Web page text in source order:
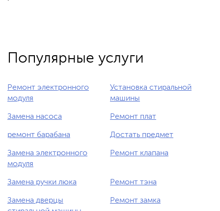
Популярные услуги
Ремонт электронного
модуля
Установка стиральной
машины
Замена насоса Ремонт плат
ремонт барабана Достать предмет
Замена электронного
модуля
Ремонт клапана
Замена ручки люка Ремонт тэна
Замена дверцы
Ремонт замка